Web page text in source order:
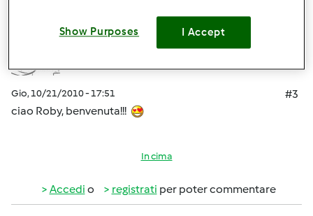
Iscritto : 05.12.2008
Gio, 10/21/2010 - 17:51
#3
ciao Roby, benvenuta!!!
In cima
Accedi o registrati per poter commentare
Show Purposes I Accept